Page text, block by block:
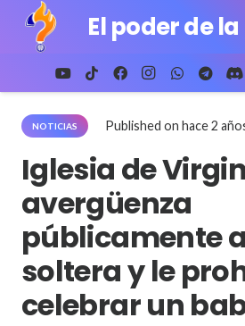
El poder de
NOTICIAS Published onhace 2
Iglesia de
avergüenza
públicamente
soltera y le
celebrar un